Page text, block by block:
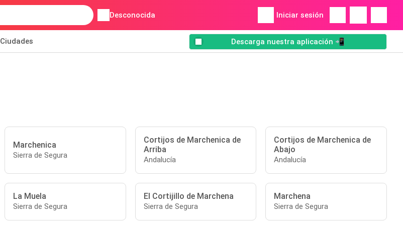
Desconocida Iniciar sesión
Ciudades Descarga nuestra aplicación 📲
Marchenica
Sierra de Segura
Cortijos de Marchenica de
Arriba
Andalucía
Cortijos de Marchenica de
Abajo
Andalucía
La Muela
Sierra de Segura
El Cortijillo de Marchena
Sierra de Segura
Marchena
Sierra de Segura